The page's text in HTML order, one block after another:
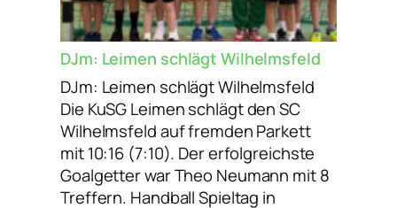
DJm: Leimen schlägt Wilhelmsfeld
DJm: Leimen schlägt Wilhelmsfeld
Die KuSG Leimen schlägt den SC
Wilhelmsfeld auf fremden Parkett
mit 10:16 (7:10). Der erfolgreichste
Goalgetter war Theo Neumann mit 8
Treffern. Handball Spieltag in